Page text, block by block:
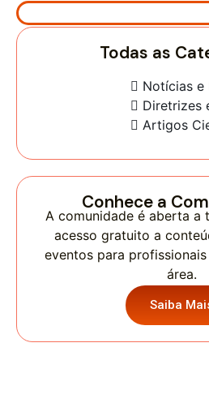
Todas as
Notícias e
Diretrizes
Artigos
Conhece a
A comunidade é aberta a
acesso gratuito a
eventos para
área.
Saiba